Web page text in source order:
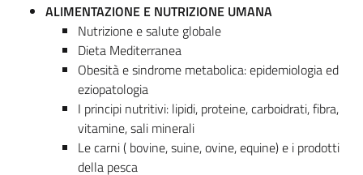
ALIMENTAZIONE E NUTRIZIONE UMANA
Nutrizione e salute globale
Dieta Mediterranea
Obesità e sindrome metabolica: epidemiologia ed
eziopatologia
I principi nutritivi: lipidi, proteine, carboidrati, fibra,
vitamine, sali minerali
Le carni ( bovine, suine, ovine, equine) e i prodotti
della pesca